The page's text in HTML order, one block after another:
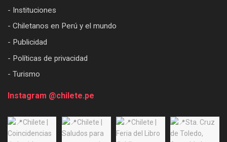
- Instituciones
- Chiletanos en Perú y el mundo
- Publicidad
- Políticas de privacidad
- Turismo
Instagram @chilete.pe